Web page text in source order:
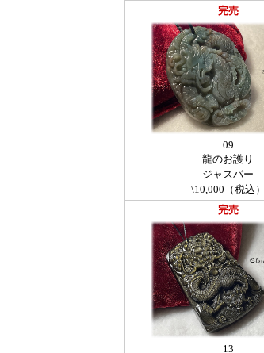
完売
09
龍のお護り
ジャスパー
\10,000（税込）
完売
13